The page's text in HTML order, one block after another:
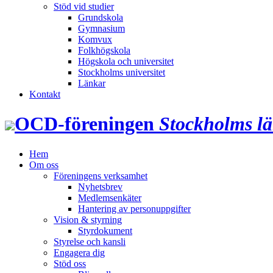
Stöd vid studier
Grundskola
Gymnasium
Komvux
Folkhögskola
Högskola och universitet
Stockholms universitet
Länkar
Kontakt
OCD‑föreningen Stockholms
Hem
Om oss
Föreningens verksamhet
Nyhetsbrev
Medlemsenkäter
Hantering av personuppgifter
Vision & styrning
Styrdokument
Styrelse och kansli
Engagera dig
Stöd oss